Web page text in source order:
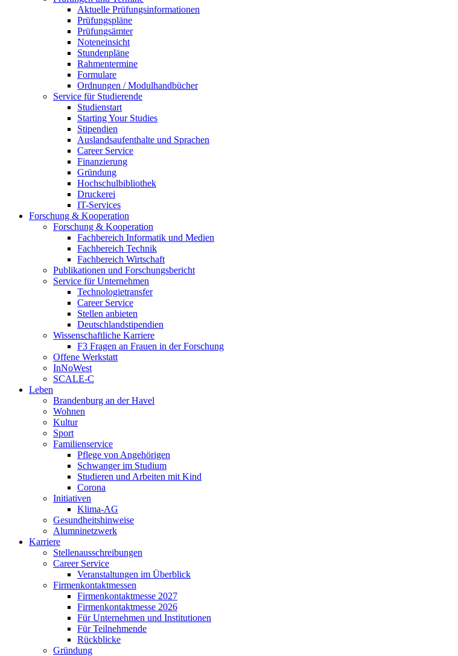
Aktuelle Prüfungsinformationen
Prüfungspläne
Prüfungsämter
Noteneinsicht
Stundenpläne
Rahmentermine
Formulare
Ordnungen / Modulhandbücher
Service für Studierende
Studienstart
Starting Your Studies
Stipendien
Auslandsaufenthalte und Sprachen
Career Service
Finanzierung
Gründung
Hochschulbibliothek
Druckerei
IT-Services
Forschung & Kooperation
Forschung & Kooperation
Fachbereich Informatik und Medien
Fachbereich Technik
Fachbereich Wirtschaft
Publikationen und Forschungsbericht
Service für Unternehmen
Technologietransfer
Career Service
Stellen anbieten
Deutschlandstipendien
Wissenschaftliche Karriere
F3 Fragen an Frauen in der Forschung
Offene Werkstatt
InNoWest
SCALE-C
Leben
Brandenburg an der Havel
Wohnen
Kultur
Sport
Familienservice
Pflege von Angehörigen
Schwanger im Studium
Studieren und Arbeiten mit Kind
Corona
Initiativen
Klima-AG
Gesundheitshinweise
Alumninetzwerk
Karriere
Stellenausschreibungen
Career Service
Veranstaltungen im Überblick
Firmenkontaktmessen
Firmenkontaktmesse 2027
Firmenkontaktmesse 2026
Für Unternehmen und Institutionen
Für Teilnehmende
Rückblicke
Gründung